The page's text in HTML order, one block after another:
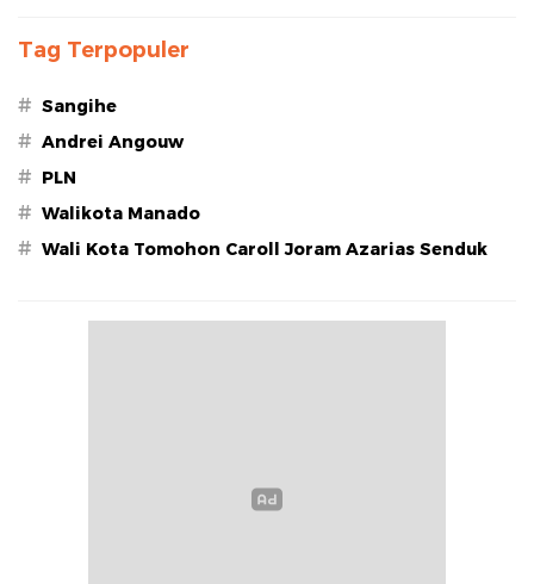
Tag Terpopuler
# Sangihe
# Andrei Angouw
# PLN
# Walikota Manado
# Wali Kota Tomohon Caroll Joram Azarias Senduk